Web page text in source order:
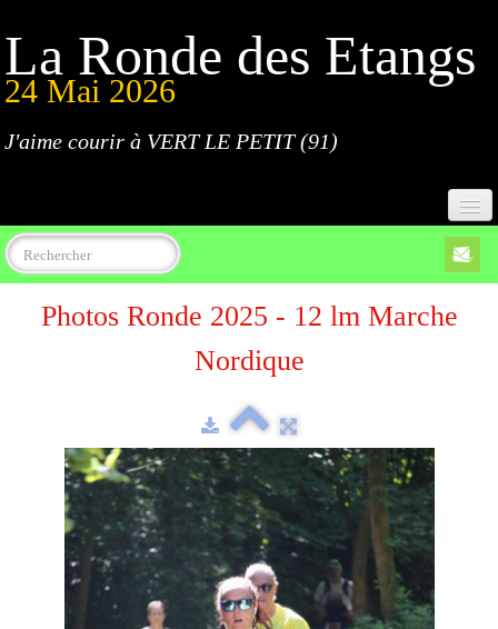
La Ronde des Etangs
24 Mai 2026
J'aime courir à VERT LE PETIT (91)
Accueil
Programme
Parcours
Résultats
Devenez bénévoles
Partenaires
Photos Ronde 2025 - 12 lm Marche
Nordique